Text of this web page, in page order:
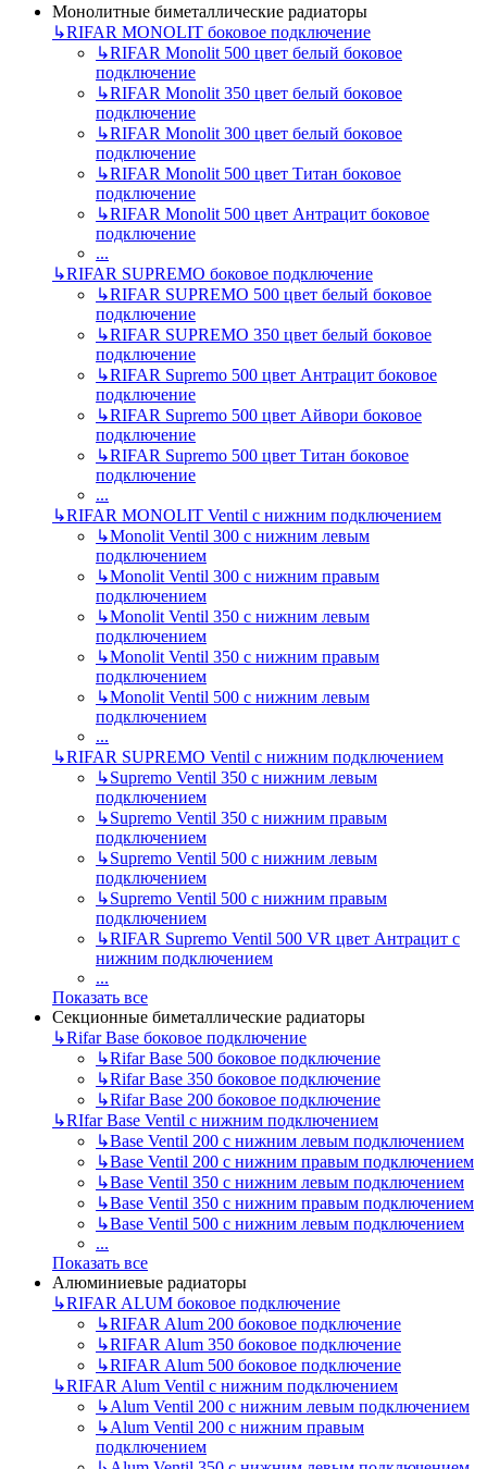
Монолитные биметаллические радиаторы
↳RIFAR MONOLIT боковое подключение
↳RIFAR Monolit 500 цвет белый боковое
подключение
↳RIFAR Monolit 350 цвет белый боковое
подключение
↳RIFAR Monolit 300 цвет белый боковое
подключение
↳RIFAR Monolit 500 цвет Титан боковое
подключение
↳RIFAR Monolit 500 цвет Антрацит боковое
подключение
...
↳RIFAR SUPREMO боковое подключение
↳RIFAR SUPREMO 500 цвет белый боковое
подключение
↳RIFAR SUPREMO 350 цвет белый боковое
подключение
↳RIFAR Supremo 500 цвет Антрацит боковое
подключение
↳RIFAR Supremo 500 цвет Айвори боковое
подключение
↳RIFAR Supremo 500 цвет Титан боковое
подключение
...
↳RIFAR MONOLIT Ventil с нижним подключением
↳Monolit Ventil 300 с нижним левым
подключением
↳Monolit Ventil 300 с нижним правым
подключением
↳Monolit Ventil 350 с нижним левым
подключением
↳Monolit Ventil 350 с нижним правым
подключением
↳Monolit Ventil 500 с нижним левым
подключением
...
↳RIFAR SUPREMO Ventil с нижним подключением
↳Supremo Ventil 350 с нижним левым
подключением
↳Supremo Ventil 350 с нижним правым
подключением
↳Supremo Ventil 500 с нижним левым
подключением
↳Supremo Ventil 500 с нижним правым
подключением
↳RIFAR Supremo Ventil 500 VR цвет Антрацит с
нижним подключением
...
Показать все
Секционные биметаллические радиаторы
↳Rifar Base боковое подключение
↳Rifar Base 500 боковое подключение
↳Rifar Base 350 боковое подключение
↳Rifar Base 200 боковое подключение
↳RIfar Base Ventil с нижним подключением
↳Base Ventil 200 с нижним левым подключением
↳Base Ventil 200 с нижним правым подключением
↳Base Ventil 350 с нижним левым подключением
↳Base Ventil 350 с нижним правым подключением
↳Base Ventil 500 с нижним левым подключением
...
Показать все
Алюминиевые радиаторы
↳RIFAR ALUM боковое подключение
↳RIFAR Alum 200 боковое подключение
↳RIFAR Alum 350 боковое подключение
↳RIFAR Alum 500 боковое подключение
↳RIFAR Alum Ventil с нижним подключением
↳Alum Ventil 200 с нижним левым подключением
↳Alum Ventil 200 с нижним правым
подключением